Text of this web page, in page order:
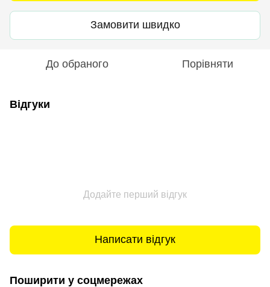
Замовити швидко
До обраного Порівняти
Відгуки
Додайте перший відгук
Написати відгук
Поширити у соцмережах